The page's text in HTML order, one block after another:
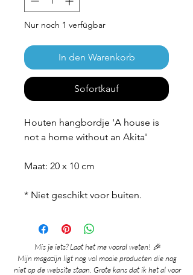
Nur noch 1 verfügbar
In den Warenkorb
Sofortkauf
Houten hangbordje 'A house is
not a home without an Akita'
Maat: 20 x 10 cm
* Niet geschikt voor buiten.
Mis je iets? Laat het me vooral weten! 🎉
Mijn magazijn ligt nog vol mooie producten die nog
niet op de website staan. Grote kans dat ik het al voor